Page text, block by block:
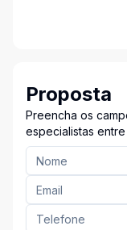
Proposta
Preencha os
especialistas